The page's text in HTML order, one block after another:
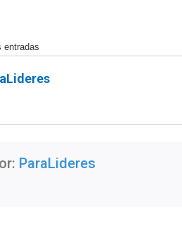
entradas
ParaLideres